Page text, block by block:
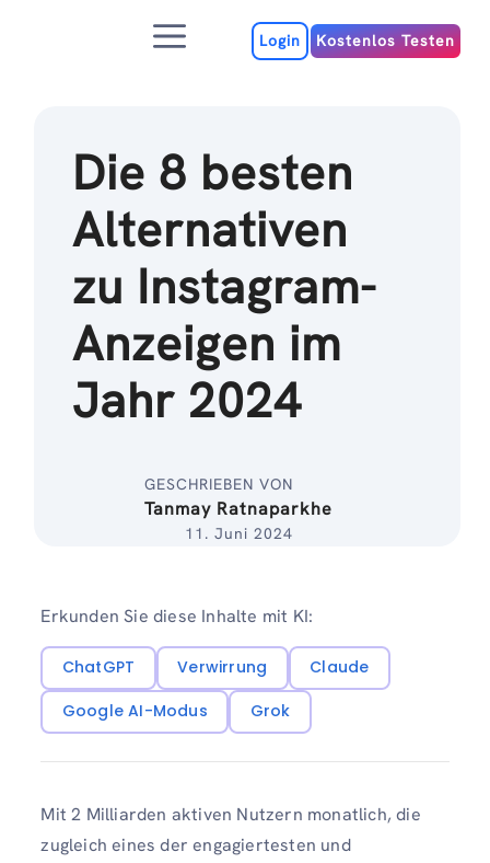
MenuLogin Kostenlos Testen
Die 8 besten
Alternativen
zu Instagram-
Anzeigen im
Jahr 2024
GESCHRIEBEN VON
Tanmay Ratnaparkhe
11. Juni 2024
Erkunden Sie diese Inhalte mit KI:
ChatGPT Verwirrung
Claude
Google AI-Modus
Grok
Mit 2 Milliarden aktiven Nutzern monatlich, die
zugleich eines der engagiertesten und